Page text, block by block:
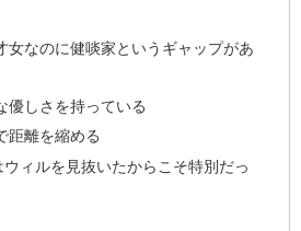
女なのに健啖家というギャップがあ
優しさを持っている
距離を縮める
ィルを見抜いたからこそ特別だっ